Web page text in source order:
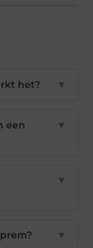
het? ▼
een
▼
▼
▼